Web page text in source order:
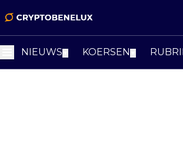
NIEUWS KOERSEN